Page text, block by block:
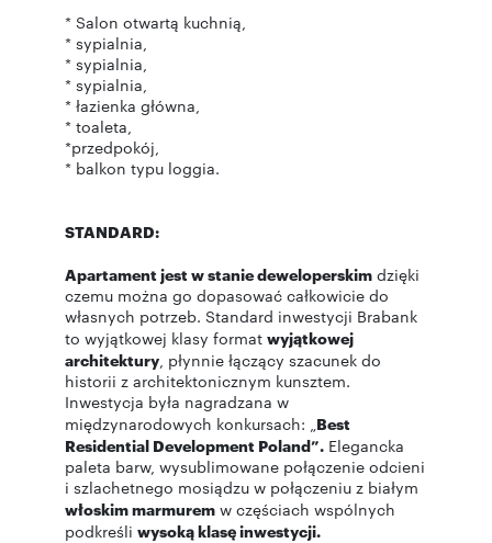
* Salon otwartą kuchnią,
* sypialnia,
* sypialnia,
* sypialnia,
* łazienka główna,
* toaleta,
*przedpokój,
* balkon typu loggia.
STANDARD:
Apartament jest w stanie deweloperskim dzięki
czemu można go dopasować całkowicie do
własnych potrzeb. Standard inwestycji Brabank
to wyjątkowej klasy format wyjątkowej
architektury, płynnie łączący szacunek do
historii z architektonicznym kunsztem.
Inwestycja była nagradzana w
międzynarodowych konkursach: „Best
Residential Development Poland”. Elegancka
paleta barw, wysublimowane połączenie odcieni
i szlachetnego mosiądzu w połączeniu z białym
włoskim marmurem w częściach wspólnych
podkreśli wysoką klasę inwestycji.